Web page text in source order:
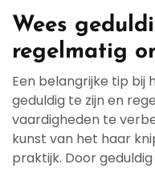
Wees
regelmatig
Een belangrijke tip bij
geduldig te zijn en
vaardigheden te
kunst van het haar
praktijk. Door